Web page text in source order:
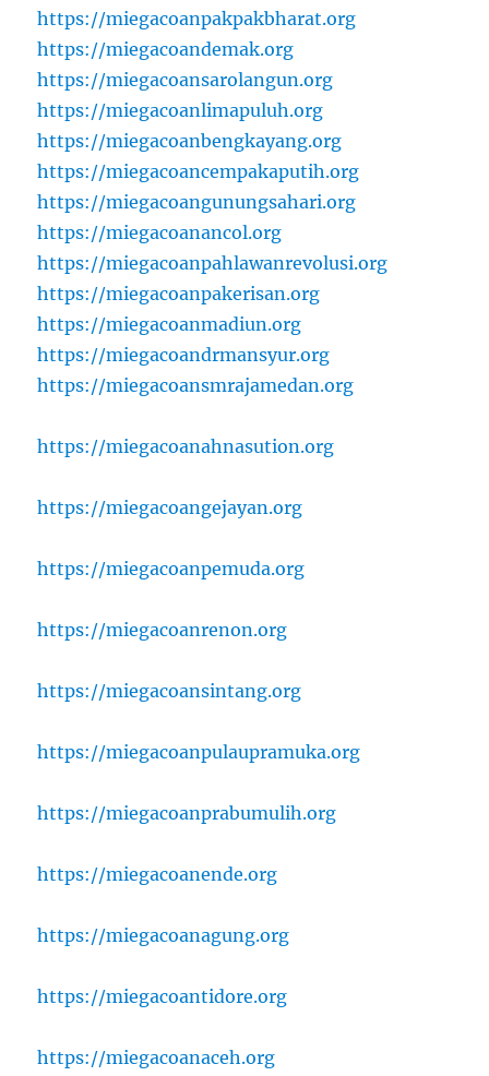
https://miegacoanpakpakbharat.org
https://miegacoandemak.org
https://miegacoansarolangun.org
https://miegacoanlimapuluh.org
https://miegacoanbengkayang.org
https://miegacoancempakaputih.org
https://miegacoangunungsahari.org
https://miegacoanancol.org
https://miegacoanpahlawanrevolusi.org
https://miegacoanpakerisan.org
https://miegacoanmadiun.org
https://miegacoandrmansyur.org
https://miegacoansmrajamedan.org
https://miegacoanahnasution.org
https://miegacoangejayan.org
https://miegacoanpemuda.org
https://miegacoanrenon.org
https://miegacoansintang.org
https://miegacoanpulaupramuka.org
https://miegacoanprabumulih.org
https://miegacoanende.org
https://miegacoanagung.org
https://miegacoantidore.org
https://miegacoanaceh.org